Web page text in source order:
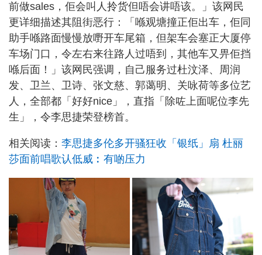
前做sales，佢会叫人拎货但唔会讲唔该。」该网民
更详细描述其阻街恶行：「喺观塘撞正佢出车，佢同
助手喺路面慢慢放嘢开车尾箱，但架车会塞正大厦停
车场门口，令左右来往路人过唔到，其他车又畀佢挡
喺后面！」该网民强调，自己服务过杜汶泽、周润
发、卫兰、卫诗、张文慈、郭蔼明、关咏荷等多位艺
人，全部都「好好nice」，直指「除咗上面呢位李先
生」，令李思捷荣登榜首。
相关阅读： 李思捷多伦多开骚狂收「银纸」扇 杜丽
莎面前唱歌认低威︰有啲压力